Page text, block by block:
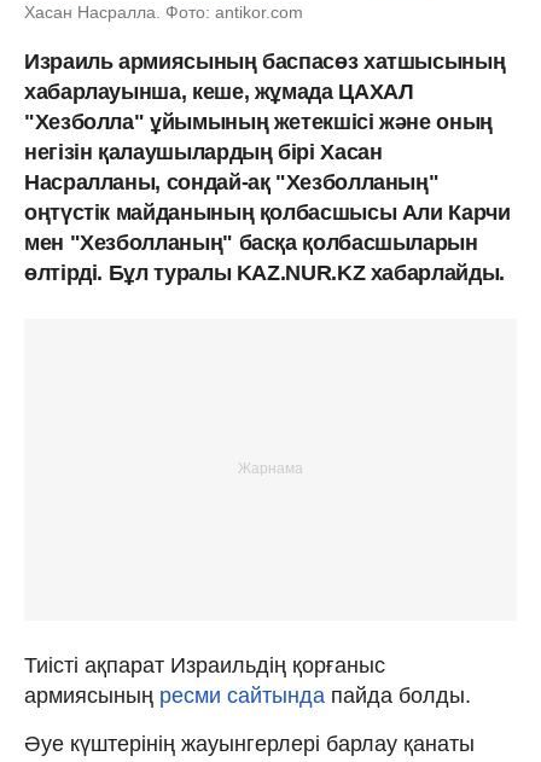
Хасан Насралла. Фото: antikor.com
Израиль армиясының баспасөз хатшысының
хабарлауынша, кеше, жұмада ЦАХАЛ
"Хезболла" ұйымының жетекшісі және оның
негізін қалаушылардың бірі Хасан
Насралланы, сондай-ақ "Хезболланың"
оңтүстік майданының қолбасшысы Али Карчи
мен "Хезболланың" басқа қолбасшыларын
өлтірді. Бұл туралы KAZ.NUR.KZ хабарлайды.
Тиісті ақпарат Израильдің қорғаныс
армиясының ресми сайтында пайда болды.
Әуе күштерінің жауынгерлері барлау қанаты